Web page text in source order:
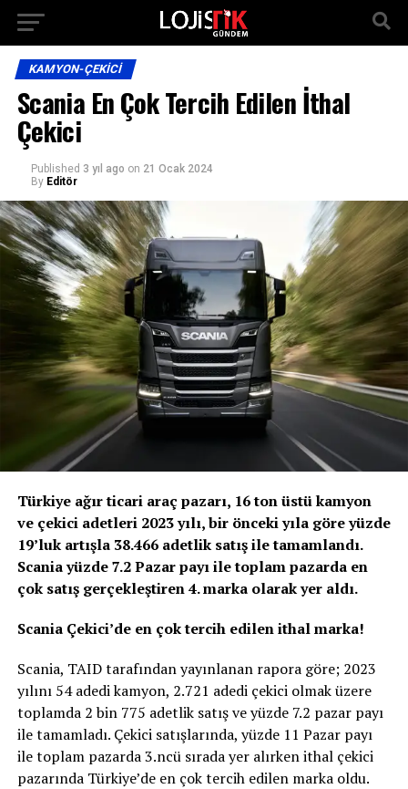
KAMYON-ÇEKICI
Scania En Çok Tercih Edilen İthal
Çekici
Published 3 yıl ago on 21 Ocak 2024
By Editör
Türkiye ağır ticari araç pazarı, 16 ton üstü kamyon
ve çekici adetleri 2023 yılı, bir önceki yıla göre yüzde
19’luk artışla 38.466 adetlik satış ile tamamlandı.
Scania yüzde 7.2 Pazar payı ile toplam pazarda en
çok satış gerçekleştiren 4. marka olarak yer aldı.
Scania Çekici’de en çok tercih edilen ithal marka!
Scania, TAID tarafından yayınlanan rapora göre; 2023
yılını 54 adedi kamyon, 2.721 adedi çekici olmak üzere
toplamda 2 bin 775 adetlik satış ve yüzde 7.2 pazar payı
ile tamamladı. Çekici satışlarında, yüzde 11 Pazar payı
ile toplam pazarda 3.ncü sırada yer alırken ithal çekici
pazarında Türkiye’de en çok tercih edilen marka oldu.